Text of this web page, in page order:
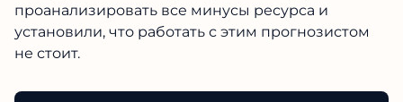
подробнее проанализировать все минусы
ресурса и установили, что работать с этим
прогнозистом не стоит.